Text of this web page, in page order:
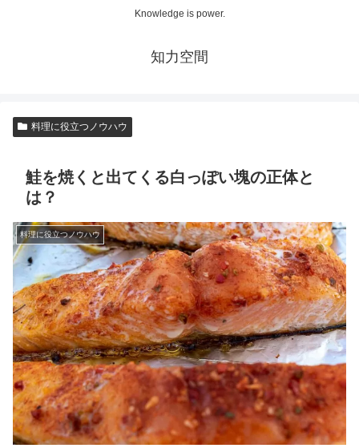
Knowledge is power.
知力空間
料理に役立つノウハウ
鮭を焼くと出てくる白っぽい塊の正体と
は？
料理に役立つノウハウ